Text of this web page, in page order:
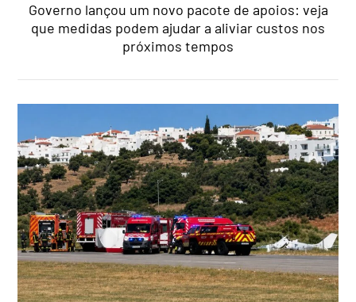
Governo lançou um novo pacote de apoios: veja
que medidas podem ajudar a aliviar custos nos
próximos tempos